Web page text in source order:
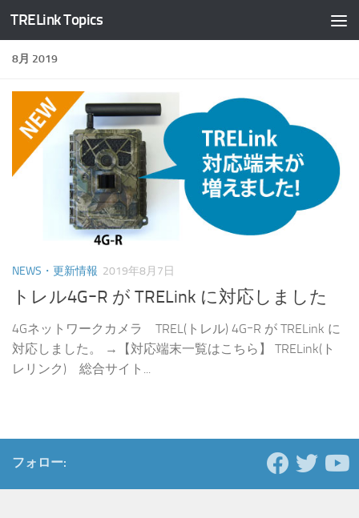
コンテンツへスキップ
TRELink Topics
8月 2019
NEWS・更新情報 2019年8月7日
トレル4GｰR が TRELink に対応しました
4Gネットワークカメラ TREL(トレル) 4GｰR が TRELink に
対応しました。 →【対応端末一覧はこちら】 TRELink(ト
レリンク) 総合サイト...
フォロー: